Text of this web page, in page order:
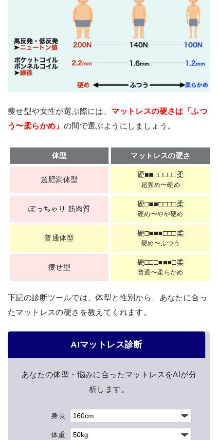
痩せ型や女性が選ぶ際には、 マットレスの硬さは「ふつ
う〜柔らかめ」 の間で選ぶようにしましょう。
体型 マットレスの硬さ
超肥満体型
硬■■□□□□□柔
超固め〜硬め
ぽっちゃり 筋肉質
硬□■■□□□□柔
硬め〜やや硬め
普通体型
硬□■■■□□□柔
硬め〜ふつう
痩せ型
硬□□□■■■□柔
普通〜柔らかめ
下記の診断ツールでは、体型と性別から、あなたに合っ
たマットレスの硬さを教えてくれます。
AIマットレス診断
あなたの体型・悩みに合ったマットレスをAIが分
析します。
身長
体重